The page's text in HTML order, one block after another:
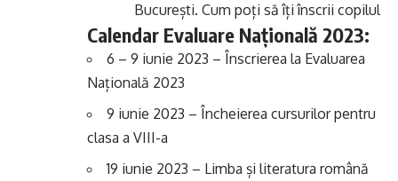
București. Cum poți să îți înscrii copilul
Calendar Evaluare Națională 2023:
6 – 9 iunie 2023 – Înscrierea la Evaluarea
Națională 2023
9 iunie 2023 – Încheierea cursurilor pentru
clasa a VIII-a
19 iunie 2023 – Limba și literatura română